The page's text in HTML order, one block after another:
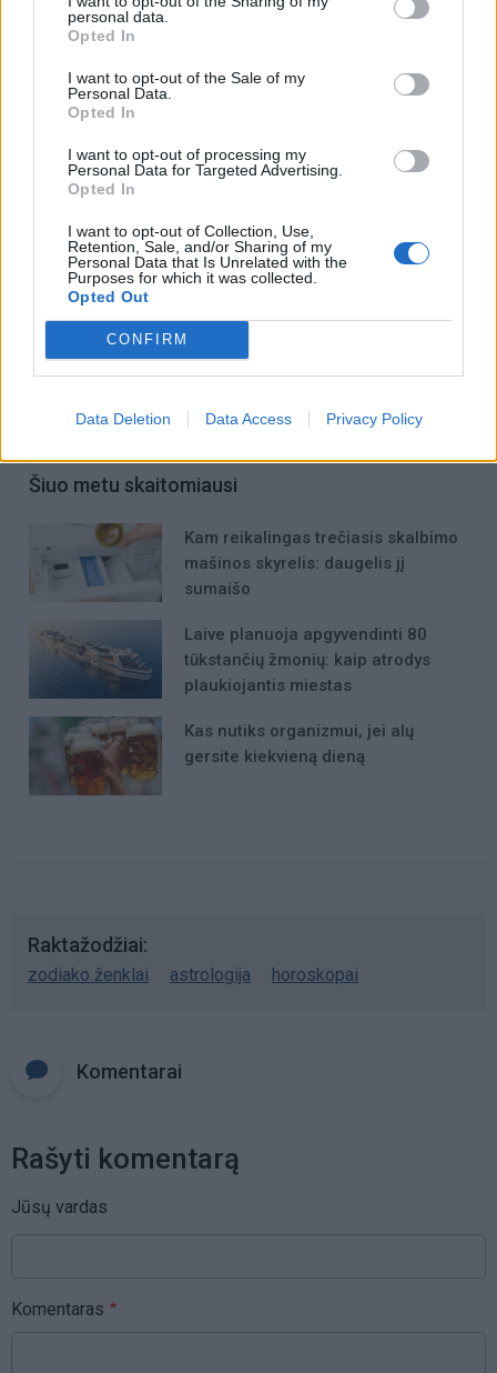
personal data.
Opted In
I want to opt-out of the Sale of my
Personal Data.
Opted In
I want to opt-out of processing my
Personal Data for Targeted Advertising.
Opted In
I want to opt-out of Collection, Use,
Retention, Sale, and/or Sharing of my
Personal Data that Is Unrelated with the
Purposes for which it was collected.
Opted Out
CONFIRM
Data Deletion Data Access Privacy Policy
Į Klaipėdą iš emigracijos
grįžusi Karina Kučinskienė
įvardijo didžiausią savo
norą
puošęs Anatolijus
užtenka
Šiuo metu skaitomiausi
Kam reikalingas trečiasis skalbimo
mašinos skyrelis: daugelis jį
sumaišo
Laive planuoja apgyvendinti 80
tūkstančių žmonių: kaip atrodys
plaukiojantis miestas
Kas nutiks organizmui, jei alų
gersite kiekvieną dieną
Raktažodžiai
zodiako ženklai astrologija horoskopai
Komentarai
Rašyti komentarą
Jūsų vardas
Komentaras